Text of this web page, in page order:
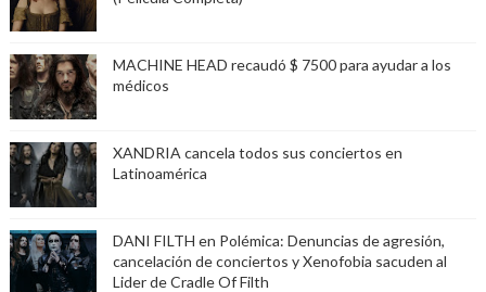
MACHINE HEAD recaudó $ 7500 para ayudar a los
médicos
XANDRIA cancela todos sus conciertos en
Latinoamérica
DANI FILTH en Polémica: Denuncias de agresión,
cancelación de conciertos y Xenofobia sacuden al
Lider de Cradle Of Filth